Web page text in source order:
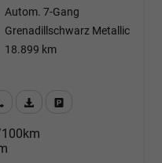
Autom. 7-Gang
Grenadillschwarz Metallic
18.899 km
Wir rufen Sie anFahrzeugexposé (PDF)